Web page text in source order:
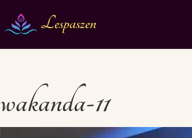
wakanda-11